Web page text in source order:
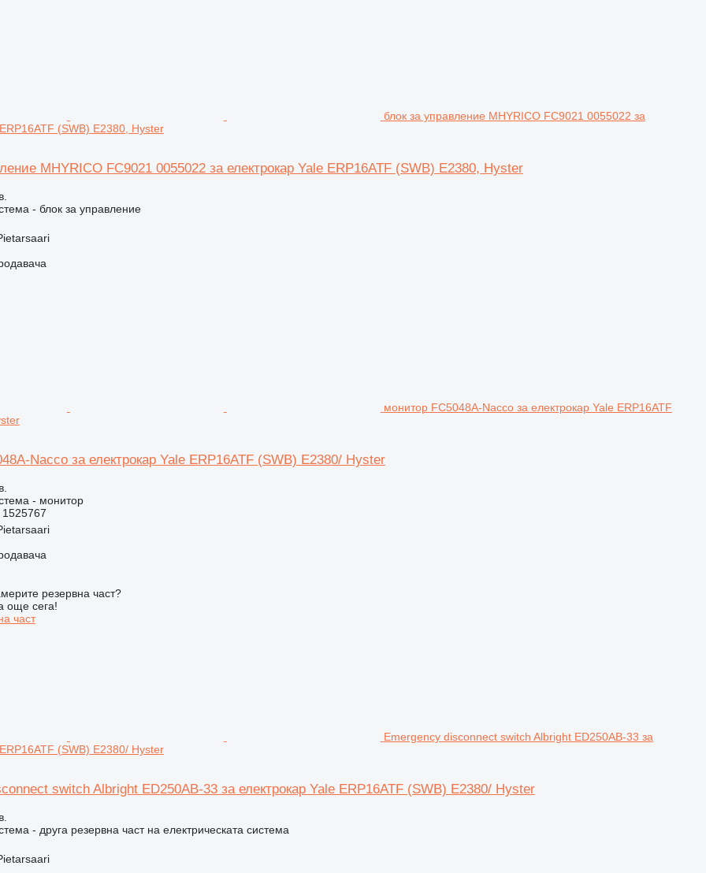
блок за управление MHYRICO FC9021 0055022 за
(SWB) E2380, Hyster
MHYRICO FC9021 0055022 за електрокар Yale ERP16ATF (SWB) E2380, Hyster
- блок за управление
монитор FC5048A-Nacco за електрокар Yale ERP16ATF
Nacco за електрокар Yale ERP16ATF (SWB) E2380/ Hyster
- монитор
резервна част?
още сега!
част
Emergency disconnect switch Albright ED250AB-33 за
(SWB) E2380/ Hyster
switch Albright ED250AB-33 за електрокар Yale ERP16ATF (SWB) E2380/ Hyster
- друга резервна част на електрическата система